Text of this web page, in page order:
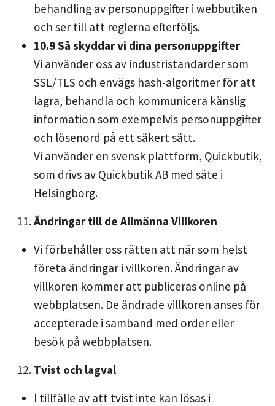
behandling av personuppgifter i webbutiken
och ser till att reglerna efterföljs.
10.9 Så skyddar vi dina personuppgifter
Vi använder oss av industristandarder som
SSL/TLS och envägs hash-algoritmer för att
lagra, behandla och kommunicera känslig
information som exempelvis personuppgifter
och lösenord på ett säkert sätt.
Vi använder en svensk plattform, Quickbutik,
som drivs av Quickbutik AB med säte i
Helsingborg.
Ändringar till de Allmänna Villkoren
Vi förbehåller oss rätten att när som helst
företa ändringar i villkoren. Ändringar av
villkoren kommer att publiceras online på
webbplatsen. De ändrade villkoren anses för
accepterade i samband med order eller
besök på webbplatsen.
Tvist och lagval
I tillfälle av att tvist inte kan lösas i